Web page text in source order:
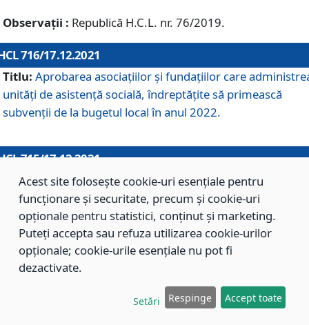
Observații : Republică H.C.L. nr. 76/2019.
716/17.12.2021
Titlu: Aprobarea asociaţiilor şi fundaţiilor care
unităţi de asistenţă socială, îndreptăţite să primească
subvenţii de la bugetul local în anul 2022.
715/17.12.2021
Titlu: Aprobarea Planului de acţiuni sau lucrări de interes
local pentru anul 2022.
714/17.12.2021
Titlu: Modificarea Anexei la H.C.L. nr. 709/2020 privind
aprobarea Regulamentului de Organizare şi Funcţionare
Direcţiei de Asistenţă Socială Braşov.
Acest site folosește cookie-uri esențiale pentru
funcționare și securitate, precum și cookie-uri
opționale pentru statistici, conținut și marketing.
Puteți accepta sau refuza utilizarea cookie-urilor
opționale; cookie-urile esențiale nu pot fi
dezactivate.
Setări Respinge Accept toate